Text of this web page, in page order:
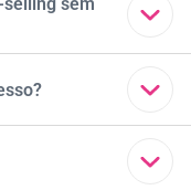
e transparente.)
ou até prejudicar
produtos relevantes
- Combine